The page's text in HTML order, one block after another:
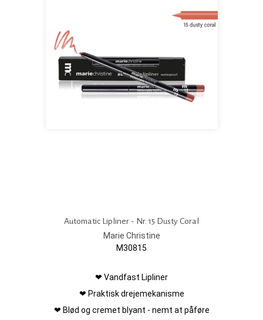
Automatic Lipliner - Nr. 15 Dusty Coral
Marie Christine
M30815
❤ Vandfast Lipliner
❤ Praktisk drejemekanisme
❤ Blød og cremet blyant - nemt at påføre